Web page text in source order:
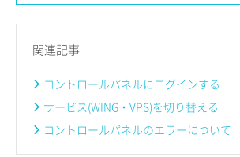
関連記事
コントロールパネルにログインする
サービス(WING・VPS)を切り替える
コントロールパネルのエラーについて